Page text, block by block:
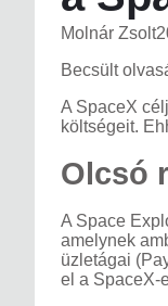
Molnár Zsolt
Becsült
A SpaceX
költségeit.
Olcsó
A Space
amelynek
üzletágai
el a SpaceX-